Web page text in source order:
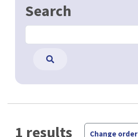
Search
1 results Change order